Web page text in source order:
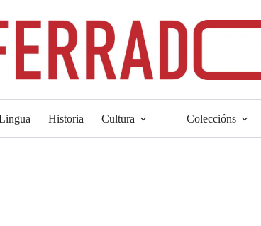
Historia Cultura Coleccións